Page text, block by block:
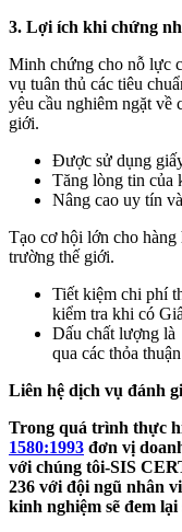
3. Lợi ích khi chứng
Minh chứng cho nỗ lực
vụ tuân thủ các tiêu
yêu cầu nghiêm ngặt về
giới.
Được sử dụng
Tăng lòng tin của
Nâng cao uy tín
Tạo cơ hội lớn cho hàng
trường thế giới.
Tiết kiệm chi phí
kiểm tra khi có
Dấu chất lượng là
qua các thỏa
Liên hệ dịch vụ đánh
Trong quá trình thực
1580:1993 đơn vị
với chúng tôi-SIS
236 với đội ngũ nhân
kinh nghiệm sẽ đem